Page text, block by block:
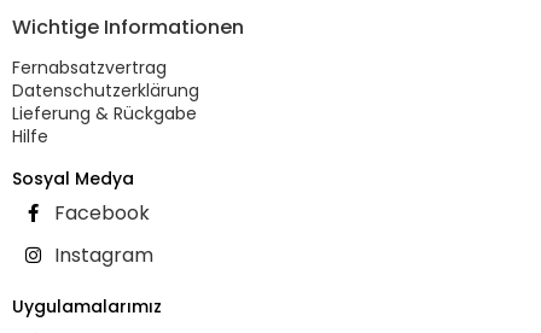
Wichtige Informationen
Fernabsatzvertrag
Datenschutzerklärung
Lieferung & Rückgabe
Hilfe
Sosyal Medya
Facebook
Instagram
Uygulamalarımız